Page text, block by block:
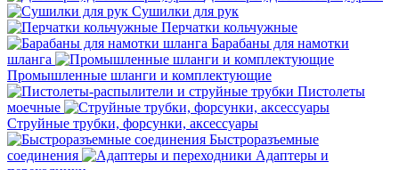
Сушилки для рук
Перчатки кольчужные
Барабаны для намотки
шланга
Промышленные шланги и комплектующие
Пистолеты
моечные
Струйные трубки, форсунки, аксессуары
Быстроразъемные
соединения
Адаптеры и